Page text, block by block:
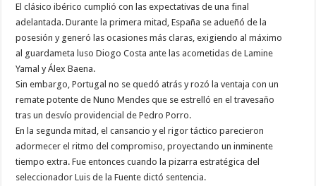
El clásico ibérico cumplió con las expectativas de una final
adelantada. Durante la primera mitad, España se adueñó de la
posesión y generó las ocasiones más claras, exigiendo al máximo
al guardameta luso Diogo Costa ante las acometidas de Lamine
Yamal y Álex Baena.
Sin embargo, Portugal no se quedó atrás y rozó la ventaja con un
remate potente de Nuno Mendes que se estrelló en el travesaño
tras un desvío providencial de Pedro Porro.
En la segunda mitad, el cansancio y el rigor táctico parecieron
adormecer el ritmo del compromiso, proyectando un inminente
tiempo extra. Fue entonces cuando la pizarra estratégica del
seleccionador Luis de la Fuente dictó sentencia.